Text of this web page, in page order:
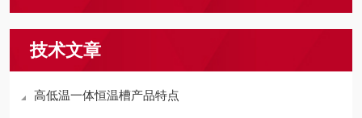
技术文章
高低温一体恒温槽产品特点